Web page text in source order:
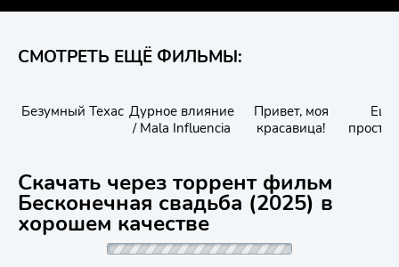
СМОТРЕТЬ ЕЩЁ ФИЛЬМЫ:
Безумный Техас Дурное влияние
/ Mala Influencia
Привет, моя
красавица!
Ещё
Скачать через торрент фильм
Бесконечная свадьба (2025) в
хорошем качестве